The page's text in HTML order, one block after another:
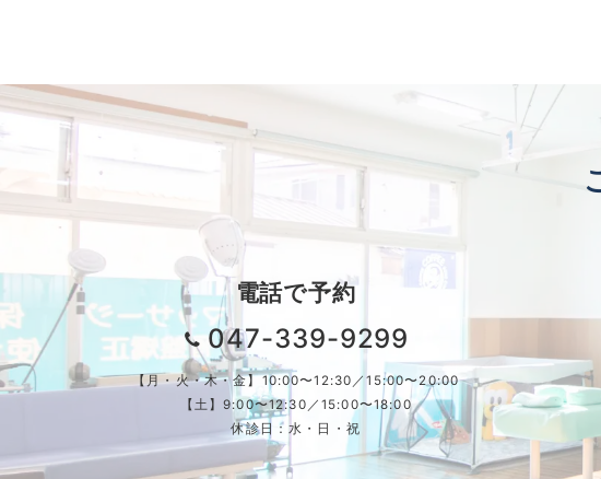
電話で予約
047-339-9299
【月・火・木・金】10:00〜12:30／15:00〜20:00
【土】9:00〜12:30／15:00〜18:00
休診日：水・日・祝